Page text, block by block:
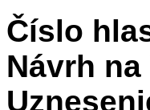
Číslo
Návrh